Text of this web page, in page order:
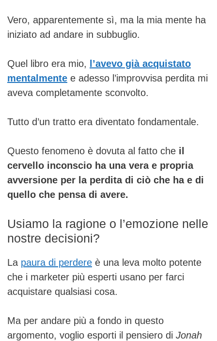
Vero, apparentemente sì, ma la mia mente ha
iniziato ad andare in subbuglio.
Quel libro era mio,
l’avevo già acquistato
mentalmente e adesso l’improvvisa perdita mi
aveva completamente sconvolto.
Tutto d’un tratto era diventato fondamentale.
Questo fenomeno è dovuta al fatto che il
cervello inconscio ha una vera e propria
avversione per la perdita di ciò che ha e di
quello che pensa di avere.
Usiamo la ragione o l’emozione nelle
nostre decisioni?
La paura di perdere è una leva molto potente
che i marketer più esperti usano per farci
acquistare qualsiasi cosa.
Ma per andare più a fondo in questo
argomento, voglio esporti il pensiero di Jonah